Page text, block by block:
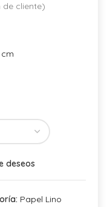
cliente)
deseos
Papel Lino